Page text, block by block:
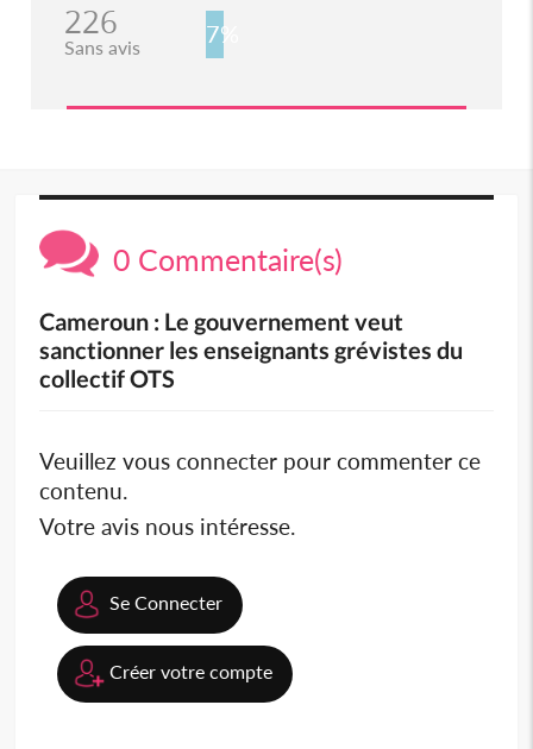
226
Sans avis 7%
0 Commentaire(s)
Cameroun : Le gouvernement veut
sanctionner les enseignants grévistes du
collectif OTS
Veuillez vous connecter pour commenter ce
contenu.
Votre avis nous intéresse.
Se Connecter
Créer votre compte